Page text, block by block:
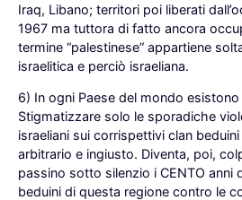
Iraq, Libano; territori poi liberati
1967 ma tuttora di fatto ancora
termine “palestinese” appartiene
israelitica e perciò israeliana.
6) In ogni Paese del mondo
Stigmatizzare solo le sporadiche
israeliani sui corrispettivi clan
arbitrario e ingiusto. Diventa, poi,
passino sotto silenzio i CENTO anni
beduini di questa regione contro le